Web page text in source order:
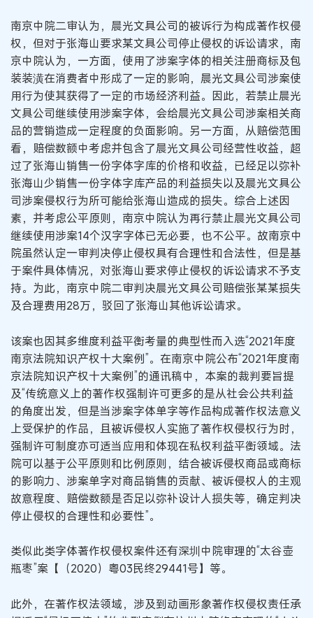
南京中院二审认为，晨光文具公司的被诉行为构成著作权侵
权，但对于张海山要求某文具公司停止侵权的诉讼请求，南
京中院认为，一方面，使用了涉案字体的相关注册商标及包
装装潢在消费者中形成了一定的影响，晨光文具公司涉案使
用行为使其获得了一定的市场经济利益。因此，若禁止晨光
文具公司继续使用涉案字体，会给晨光文具公司涉案相关商
品的营销造成一定程度的负面影响。另一方面，从赔偿范围
看，赔偿数额中考虑并包含了晨光文具公司经营性收益，超
过了张海山销售一份字体字库的价格和收益，已经足以弥补
张海山少销售一份字体字库产品的利益损失以及晨光文具公
司涉案侵权行为所可能给张海山造成的损失。综合上述因
素，并考虑公平原则，南京中院认为再行禁止晨光文具公司
继续使用涉案14个汉字字体已无必要，也不公平。故南京中
院虽然认定一审判决停止侵权具有合理性和合法性，但是基
于案件具体情况，对张海山要求停止侵权的诉讼请求不予支
持。为此，南京中院二审判决晨光文具公司赔偿张某某损失
及合理费用28万，驳回了张海山其他诉讼请求。
该案也因其多维度利益平衡考量的典型性而入选“2021年度
南京法院知识产权十大案例”。在南京中院公布“2021年度南
京法院知识产权十大案例”的通讯稿中，本案的裁判要旨提
及“传统意义上的著作权强制许可更多的是从社会公共利益
的角度出发，但是当涉案字体单字等作品构成著作权法意义
上受保护的作品，且被诉侵权人实施了著作权侵权行为时，
强制许可制度亦可适当应用和体现在私权利益平衡领域。法
院可以基于公平原则和比例原则，结合被诉侵权商品或商标
的影响力、涉案单字对商品销售的贡献、被诉侵权人的主观
故意程度、赔偿数额是否足以弥补设计人损失等，确定判决
停止侵权的合理性和必要性”。
类似此类字体著作权侵权案件还有深圳中院审理的“太谷壶
瓶枣”案【（2020）粤03民终29441号】等。
此外，在著作权法领域，涉及到动画形象著作权侵权责任承